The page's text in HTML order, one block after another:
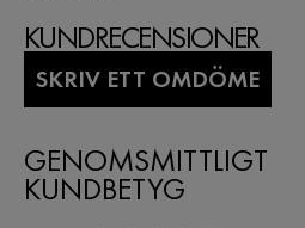
KUNDRECENSIONER
SKRIV ETT OMDÖME
GENOMSMITTLIGT
KUNDBETYG